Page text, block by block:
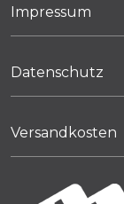
Impressum
Datenschutz
Versandkosten